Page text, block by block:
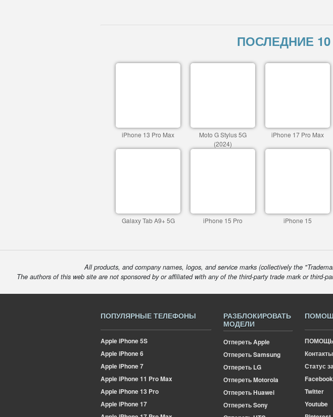
ПОСЛЕДНИЕ
iPhone 13 Pro Max
Moto G Stylus 5G
(2024)
iPhone 17 Pro Max
Galaxy Tab A9+ 5G iPhone 15 Pro iPhone 15
All products, and company names, logos, and service marks (collectively the
The authors of this web site are not sponsored by or affiliated with any of the third-party trade mark or third-
ПОПУЛЯРНЫЕ ТЕЛЕФОНЫ
AppleiPhone 5S
AppleiPhone 6
AppleiPhone 7
AppleiPhone 11 Pro Max
AppleiPhone 13 Pro
AppleiPhone 17
РАЗБЛОКИРОВАТЬ
МОДЕЛИ
Отпереть Apple
Отпереть Samsung
Отпереть LG
Отпереть Motorola
Отпереть Huawei
Отпереть Sony
Контакты
Статус
Facebook
Twitter
Youtube